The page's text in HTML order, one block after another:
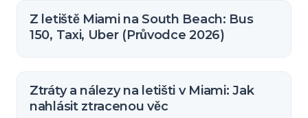
Z letiště Miami na South Beach: Bus
150, Taxi, Uber (Průvodce 2026)
Ztráty a nálezy na letišti v Miami: Jak
nahlásit ztracenou věc